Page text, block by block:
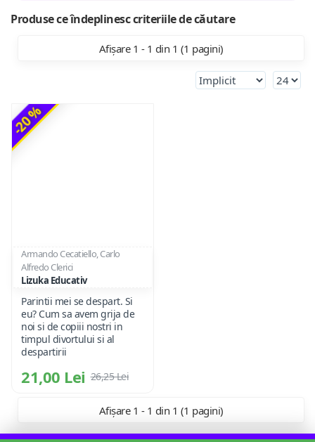
Produse ce îndeplinesc criteriile de căutare
Afișare 1 - 1 din 1 (1 pagini)
-20 %
Armando Cecatiello, Carlo
Alfredo Clerici
Lizuka Educativ
Parintii mei se despart. Si
eu? Cum sa avem grija de
noi si de copiii nostri in
timpul divortului si al
despartirii
21,00 Lei 26,25 Lei
Afișare 1 - 1 din 1 (1 pagini)